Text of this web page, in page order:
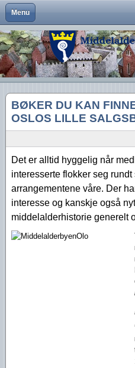
Menu
Om Middelalder-Oslo
Hva er Middelalder-
Hva vi vil
Aktiviteter
Middelalderbyen i dag
Oslo i middelalderen
Lederartikler
Medlemsfordeler og
Vedtekter
Foreningens navn og
Gangvaktprisen
Styremedlemmer
Kontakt oss
Kontaktinfo
Formål
Visjon
Handlingsplan
Middelalderbyens
Uttalelser
Møter og foredrag
Våre arrangementer
Medlemsturer
Andres arrangementer
Gjennomførte
Gjennomførte turer
Middelalderbeltet
Middelalderparken
Presse
Middelalderbyen
Dagligliv
Arkeologiske funn
Ny viten
Medlemsblad
Brukernavn
Passord
Husk meg
Glemt ditt passord?
Glemt ditt brukernavn?
BØKER DU KAN
OSLOS LILLE
Det er alltid hyggelig når
interesserte flokker seg
arrangementene våre. Der
interesse og kanskje også
middelalderhistorie generelt